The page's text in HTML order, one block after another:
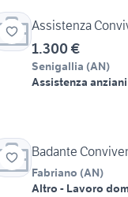
Assistenza
1.300 €
Senigallia (AN)
Assistenza
Badante
Fabriano (AN)
Altro - Lavoro